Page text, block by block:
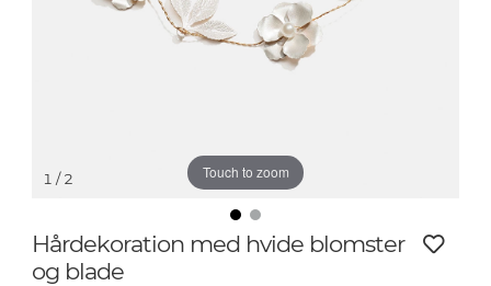
Touch to zoom
1 / 2
Hårdekoration med hvide blomster
og blade